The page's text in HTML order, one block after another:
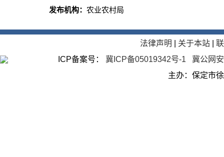
发布机构： 农业农村局
法律声明 关于本站 |
ICP备案号：
冀ICP备05019342号-1
冀公网
主办：保定市